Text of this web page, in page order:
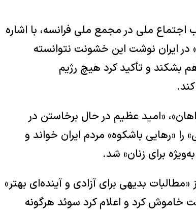
اجتماع ملی در مجمع ملی فرانسه، با اشاره
ایران نوشت این خشونت نتوانسته
بشکند و تأکید کرد هیچ رژیم
«امید عظیم در حال برخاستن در
«رهایی باشکوه» مردم ایران خواند و
برای زنان» شد.
بدیهی برای آزادی و آینده‌ای بهتر»
خاموش کرد و اعلام کرد سوئد هرگونه